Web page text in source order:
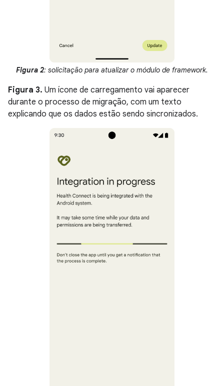
Figura 2: solicitação para atualizar o módulo de framework.
Figura 3. Um ícone de carregamento vai aparecer
durante o processo de migração, com um texto
explicando que os dados estão sendo sincronizados.